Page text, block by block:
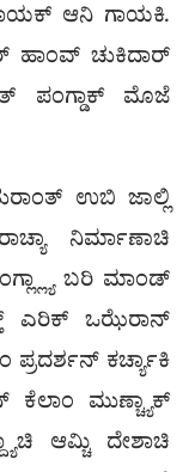
ಆನಿ ಗಾಯಕಿ.
ಹಾಂವ್ ಚುಕಿದಾರ್
ಪಂಗ್ಡಾಕ್ ಮೊಜೆ
ಉಬಿ ಜಾಲ್ಲಿ
ನಿರ್ಮಾಣಾಚಿ
ಬರಿ ಮಾಂಡ್
ಎರಿಕ್ ಒಝೆರಾನ್
ಪ್ರದರ್ಶನ್ ಕರ್ಚ್ಯಾಕಿ
ಕೆಲಾಂ ಮುಣ್ಚ್ಯಾಕ್
ಆಮ್ಚಿ ದೇಶಾಚಿ